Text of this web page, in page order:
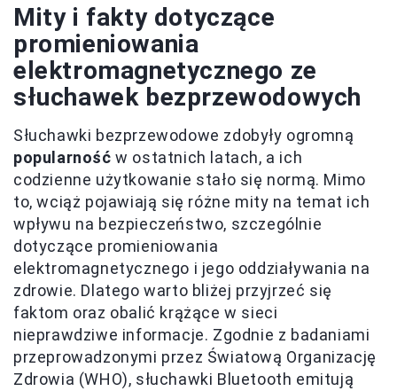
Mity i fakty dotyczące
promieniowania
elektromagnetycznego ze
słuchawek bezprzewodowych
Słuchawki bezprzewodowe zdobyły ogromną
popularność w ostatnich latach, a ich
codzienne użytkowanie stało się normą. Mimo
to, wciąż pojawiają się różne mity na temat ich
wpływu na bezpieczeństwo, szczególnie
dotyczące promieniowania
elektromagnetycznego i jego oddziaływania na
zdrowie. Dlatego warto bliżej przyjrzeć się
faktom oraz obalić krążące w sieci
nieprawdziwe informacje. Zgodnie z badaniami
przeprowadzonymi przez Światową Organizację
Zdrowia (WHO), słuchawki Bluetooth emitują